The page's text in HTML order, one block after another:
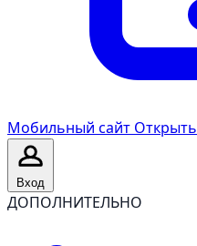
Мобильный сайт Открыть
Вход
ДОПОЛНИТЕЛЬНО